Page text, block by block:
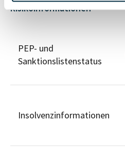
Risikoinformationen
PEP- und
Sanktionslistenstatus
Insolvenzinformationen